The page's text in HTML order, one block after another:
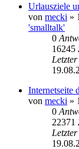
Urlausziele
von mecki »
'smalltalk'
0
16245
Internetseite
von mecki »
0
22371